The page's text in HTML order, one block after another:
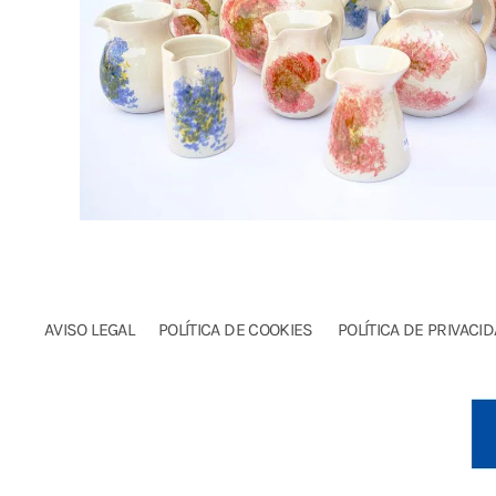
AVISO LEGAL POLÍTICA DE COOKIES POLÍTICA DE